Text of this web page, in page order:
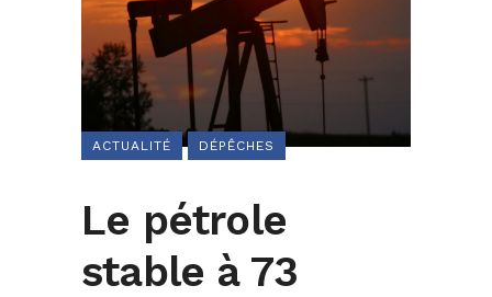
ACTUALITÉ DÉPÊCHES
Le pétrole
stable à 73